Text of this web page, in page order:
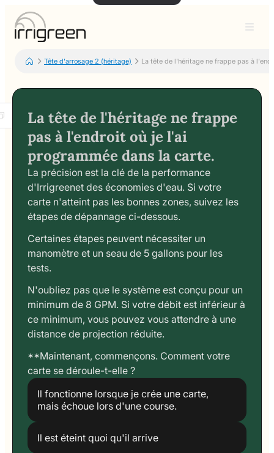
Tête d'arrosage 2 (héritage) La tête de l'héritage ne frappe pas à
La tête de l'héritage ne frappe
pas à l'endroit où je l'ai
programmée dans la carte.
La précision est la clé de la performance
d'Irrigreenet des économies d'eau. Si votre
carte n'atteint pas les bonnes zones, suivez les
étapes de dépannage ci-dessous.
Certaines étapes peuvent nécessiter un
manomètre et un seau de 5 gallons pour les
tests.
N'oubliez pas que le système est conçu pour un
minimum de 8 GPM. Si votre débit est inférieur à
ce minimum, vous pouvez vous attendre à une
distance de projection réduite.
**Maintenant, commençons. Comment votre
carte se déroule-t-elle ?
Il fonctionne lorsque je crée une carte,
mais échoue lors d'une course.
Il est éteint quoi qu'il arrive